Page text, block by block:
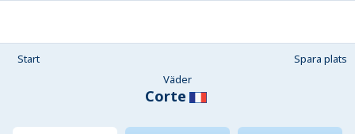
Start
Spara plats
Väder
Corte